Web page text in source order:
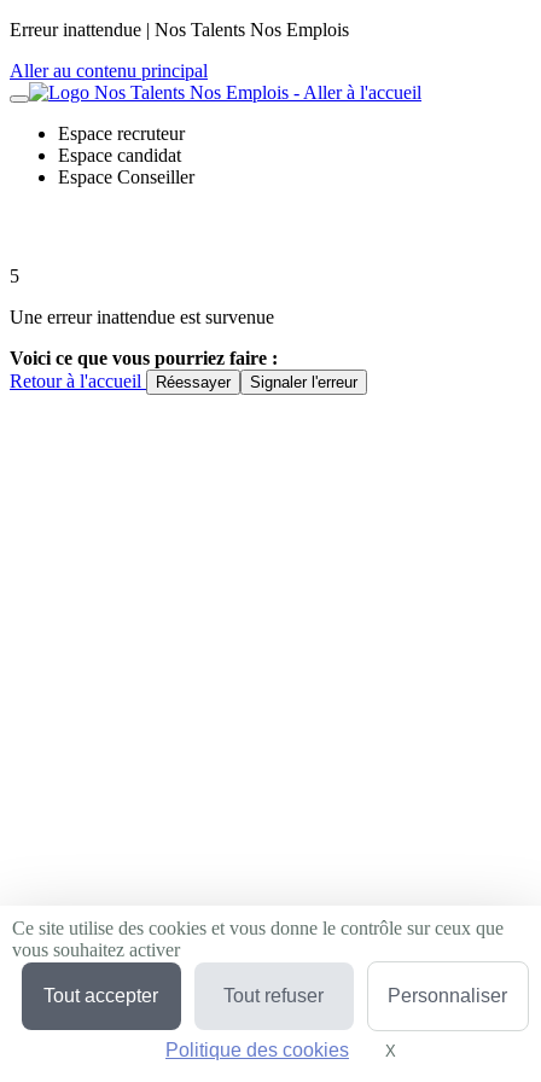
Erreur inattendue | Nos Talents Nos Emplois
Aller au contenu principal
Espace recruteur
Espace candidat
Espace Conseiller
5
Une erreur inattendue est survenue
Voici ce que vous pourriez faire :
Retour à l'accueil
Réessayer Signaler l'erreur
Ce site utilise des cookies et vous donne le contrôle sur ceux que
vous souhaitez activer
Tout accepter Tout refuser Personnaliser
Politique des cookies X